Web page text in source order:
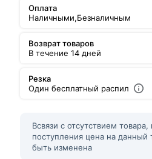
Оплата
Наличными,Безналичным
Возврат товаров
В течение 14 дней
Резка
Один бесплатный распил
Всвязи с отсутствием товара,
поступления цена на данный
быть изменена